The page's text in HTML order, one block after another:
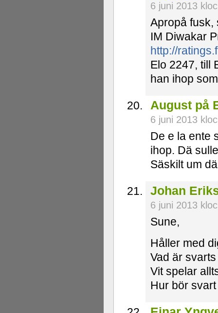
6 juni 2013
Apropå fusk,
IM Diwakar
http://
Elo 2247, till
han ihop
August på
6 juni 2013
De e la ente
ihop. Dä
Säskilt um
Johan
6 juni 2013
Sune,
Håller med
Vad är
Vit spelar
Hur bör